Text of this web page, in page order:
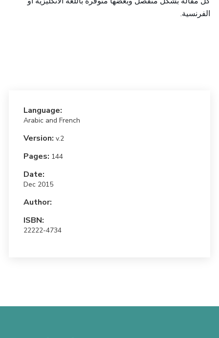
الفرنسية.
Language:
Arabic and French
Version: v.2
Pages: 144
Date:
Dec 2015
Author:
ISBN:
22222-4734